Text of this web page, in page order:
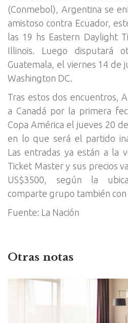
(Conmebol), Argentina se
amistoso contra Ecuador,
las 19 hs Eastern Daylight
Illinois. Luego disputará
Guatemala, el viernes 14 de
Washington DC.
Tras estos dos encuentros,
a Canadá por la primera
Copa América el jueves 20
en lo que será el partido
Las entradas ya están a la
Ticket Master y sus precios
US$3500, según la
comparte grupo también con
Fuente: La Nación
Otras notas